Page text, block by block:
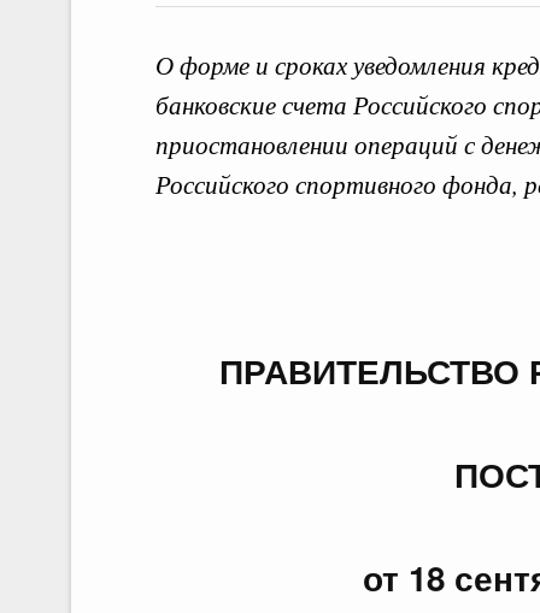
О форме и сроках уведомления
банковские счета Российского
приостановлении операций с
Российского спортивного фонда,
от 18
Документы
24